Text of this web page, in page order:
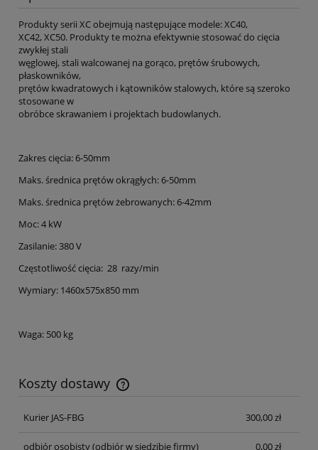
Produkty serii XC obejmują następujące modele: XC40,
XC42, XC50. Produkty te można efektywnie stosować do cięcia
zwykłej stali
węglowej, stali walcowanej na gorąco, prętów śrubowych,
płaskowników,
prętów kwadratowych i kątowników stalowych, które są szeroko
stosowane w
obróbce skrawaniem i projektach budowlanych.
Zakres cięcia: 6-50mm
Maks. średnica prętów okrągłych:6-50mm
Maks. średnica prętów żebrowanych: 6-42mm
Moc: 4 kW
Zasilanie: 380 V
Częstotliwość cięcia: 28 razy/min
Wymiary: 1460х575х850 mm
Waga: 500 kg
Koszty dostawy
Cena nie zawiera ewentualnych kosztów płatności
Kurier JAS-FBG
300,00 zł
odbiór osobisty(odbiór w siedzibie firmy) 0,00 zł